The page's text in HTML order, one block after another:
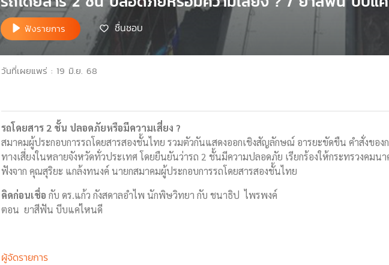
ฟังรายการ ชื่นชอบ
วันที่เผยแพร่ : 19 มิ.ย. 68
รถโดยสาร 2 ชั้น ปลอดภัยหรือมีความเสี่ยง ?
สมาคมผู้ประกอบการรถโดยสารสองชั้นไทย รวมตัวกันแสดงออกเชิงสัญลักษณ์ อารยะขัดขืน คำสั่งขอ
ทางเสี่ยงในหลายจังหวัดทั่วประเทศ โดยยืนยันว่ารถ 2 ชั้นมีความปลอดภัย เรียกร้องให้กระทรวงคมน
ฟังจาก คุณสุริยะ แกล้งทนงค์ นายกสมาคมผู้ประกอบการรถโดยสารสองชั้นไทย
คิดก่อนเชื่อ กับ ดร.แก้ว กังสดาลอำไพ นักพิษวิทยา กับ ชนาธิป ไพรพงค์
ตอน ยาสีฟัน บีบแค่ไหนดี
ผู้จัดรายการ